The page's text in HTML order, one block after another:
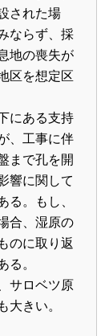
された場
ならず、採
地の喪失が
区を想定区
にある支持
、工事に伴
まで孔を開
響に関して
る。もし、
合、湿原の
のに取り返
る。
サロベツ原
大きい。